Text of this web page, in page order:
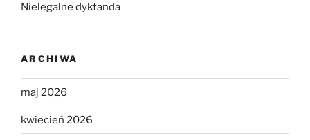
Nielegalne dyktanda
ARCHIWA
maj 2026
kwiecień 2026